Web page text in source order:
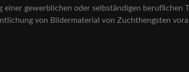
gewerblichen oder selbständigen beruflichen
von Bildermaterial von Zuchthengsten